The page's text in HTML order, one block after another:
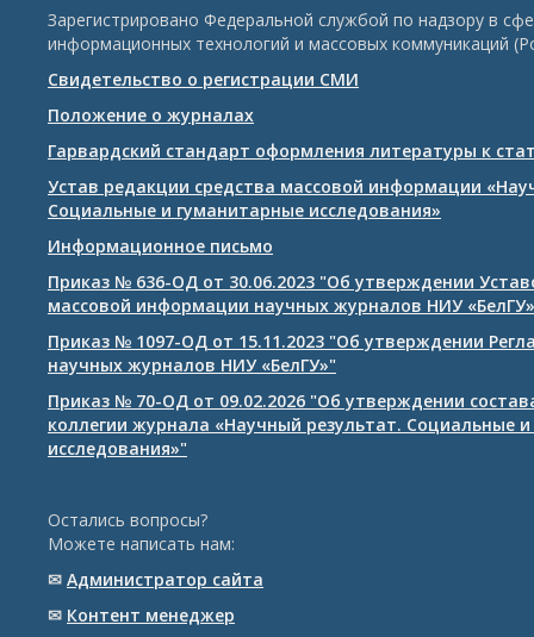
Зарегистрировано Федеральной службой по надзору в
информационных технологий и массовых коммуникаций
Свидетельство о регистрации СМИ
Положение о журналах
Гарвардский стандарт оформления литературы к
Устав редакции средства массовой информации
Социальные и гуманитарные исследования»
Информационное письмо
Приказ № 636-ОД от 30.06.2023 "Об утверждении
массовой информации научных журналов НИУ «БелГУ»
Приказ № 1097-ОД от 15.11.2023 "Об утверждении
научных журналов НИУ «БелГУ»"
Приказ № 70-ОД от 09.02.2026 "Об утверждении
коллегии журнала «Научный результат. Социальные
исследования»"
Остались вопросы?
Можете написать нам:
✉ Администратор сайта
✉ Контент менеджер